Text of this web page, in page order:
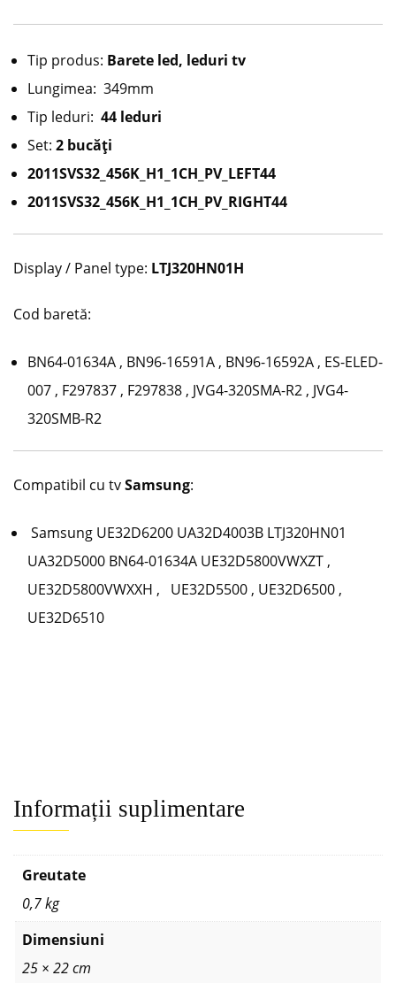
Tip produs: Barete led, leduri tv
Lungimea: 349mm
Tip leduri: 44 leduri
Set: 2 bucăţi
2011SVS32_456K_H1_1CH_PV_LEFT44
2011SVS32_456K_H1_1CH_PV_RIGHT44
Display / Panel type: LTJ320HN01H
Cod baretă:
BN64-01634A , BN96-16591A , BN96-16592A , ES-ELED-
007 , F297837 , F297838 , JVG4-320SMA-R2 , JVG4-
320SMB-R2
Compatibil cu tvSamsung:
Samsung UE32D6200 UA32D4003B LTJ320HN01
UA32D5000 BN64-01634A UE32D5800VWXZT ,
UE32D5800VWXXH , UE32D5500 , UE32D6500 ,
UE32D6510
Informații suplimentare
Greutate
0,7 kg
Dimensiuni
25 × 22 cm